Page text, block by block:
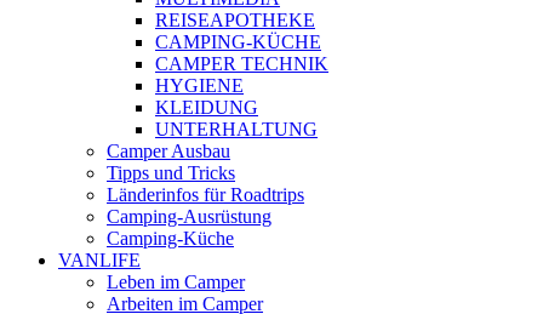
REISEAPOTHEKE
CAMPING-KÜCHE
CAMPER TECHNIK
HYGIENE
KLEIDUNG
UNTERHALTUNG
Camper Ausbau
Tipps und Tricks
Länderinfos für Roadtrips
Camping-Ausrüstung
Camping-Küche
VANLIFE
Leben im Camper
Arbeiten im Camper